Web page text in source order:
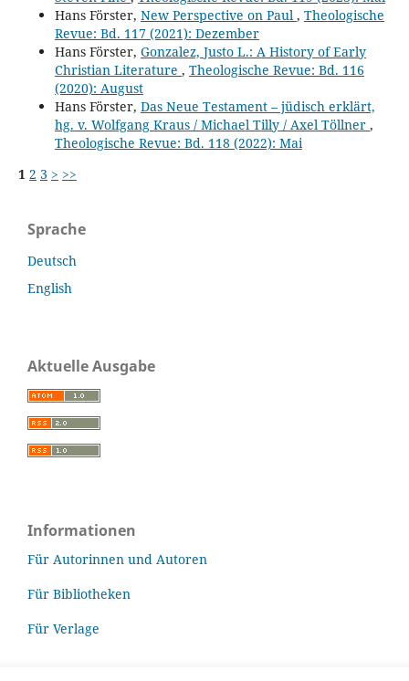
Hans Förster, New Perspective on Paul , Theologische
Revue: Bd. 117 (2021): Dezember
Hans Förster, Gonzalez, Justo L.: A History of Early
Christian Literature , Theologische Revue: Bd. 116
(2020): August
Hans Förster, Das Neue Testament – jüdisch erklärt,
hg. v. Wolfgang Kraus / Michael Tilly / Axel Töllner ,
Theologische Revue: Bd. 118 (2022): Mai
1 2 3 > >>
Sprache
Deutsch
English
Aktuelle Ausgabe
Informationen
Für Autorinnen und Autoren
Für Bibliotheken
Für Verlage